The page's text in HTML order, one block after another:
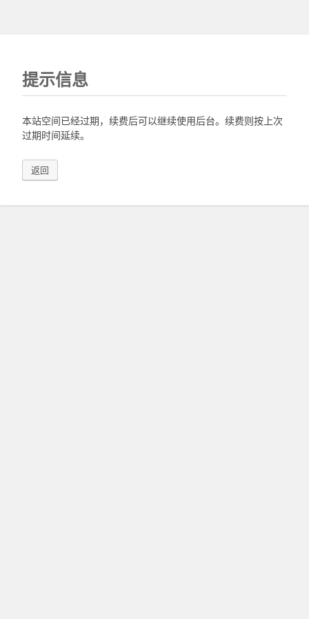
提示信息
本站空间已经过期，续费后可以继续使用后台。续费则按上次
过期时间延续。
返回